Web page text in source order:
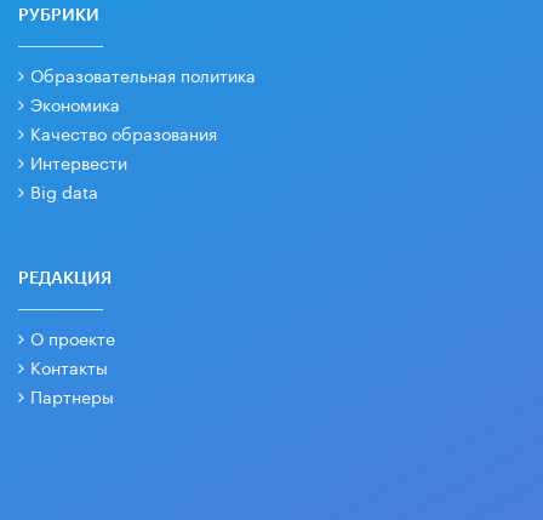
РУБРИКИ
Образовательная политика
Экономика
Качество образования
Интервести
Big data
РЕДАКЦИЯ
О проекте
Контакты
Партнеры